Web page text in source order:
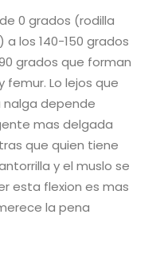
0 grados (rodilla
los 140-150 grados
grados que forman
Lo lejos que
nalga depende
mas delgada
que quien tiene
y el muslo se
esta flexion es mas
la pena